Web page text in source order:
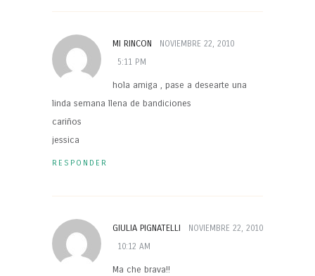
MI RINCON
NOVIEMBRE 22, 2010
5:11 PM
hola amiga , pase a desearte una
linda semana llena de bandiciones
cariños
jessica
RESPONDER
GIULIA PIGNATELLI
NOVIEMBRE 22, 2010
10:12 AM
Ma che brava!!